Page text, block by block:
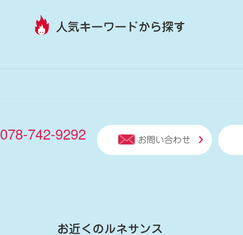
人気キーワードから探す
078-742-9292 お問い合わせ
お近くのルネサンス